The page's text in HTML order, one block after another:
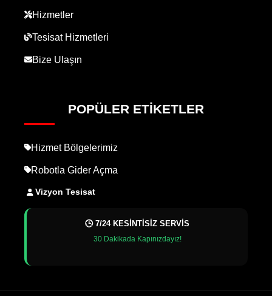
Hizmetler
Tesisat Hizmetleri
Bize Ulaşın
POPÜLER ETIKETLER
Hizmet Bölgelerimiz
Robotla Gider Açma
Vizyon Tesisat
🕒 7/24 KESİNTİSİZ SERVİS
30 Dakikada Kapınızdayız!